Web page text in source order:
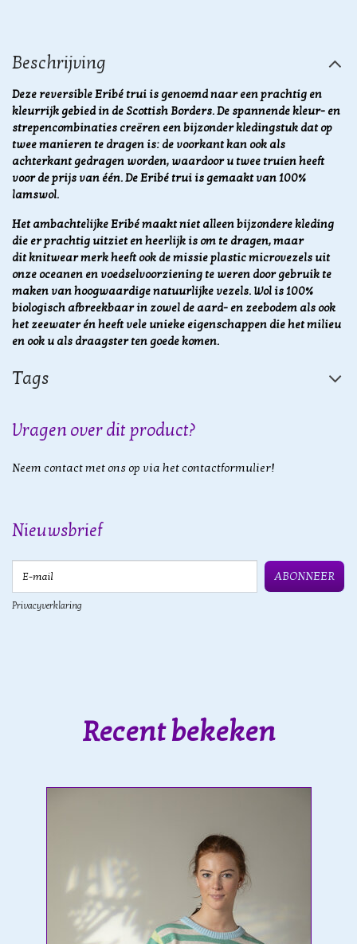
Beschrijving
Deze reversible Eribé trui is genoemd naar eenprachtig en
kleurrijk gebied in de Scottish Borders. De spannende kleur- en
strepencombinaties creëren een bijzonder kledingstuk dat op
twee manieren te dragen is: de voorkant kan ook als
achterkant gedragen worden, waardoor u twee truien heeft
voor de prijs van één.De Eribé trui is gemaakt van 100%
lamswol.
Het ambachtelijke Eribé maakt niet alleen bijzondere kleding
die er prachtig uitziet en heerlijk is om te dragen, maar
dit knitwear merk heeft ook de missie plastic microvezels uit
onze oceanen en voedselvoorziening te weren door gebruik te
maken van hoogwaardige natuurlijke vezels. Wol is 100%
biologisch afbreekbaar in zowel de aard- en zeebodem als ook
het zeewater én heeft vele unieke eigenschappen die het milieu
en ook u als draagster ten goede komen.
Tags
Vragen over dit product?
Neem contact met ons op via het contactformulier!
Nieuwsbrief
ABONNEER
Privacyverklaring
Recent bekeken